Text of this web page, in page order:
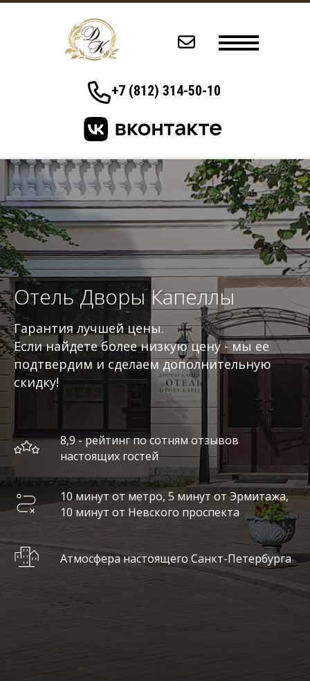
+7 (812) 314-50-10
Отель Дворы Капеллы
Гарантия лучшей цены.
Если найдете более низкую цену - мы ее
подтвердим и сделаем дополнительную
скидку!
8,9 - рейтинг по сотням отзывов
настоящих гостей
10 минут от метро, 5 минут от Эрмитажа,
10 минут от Невского проспекта
Атмосфера настоящего Санкт-Петербурга